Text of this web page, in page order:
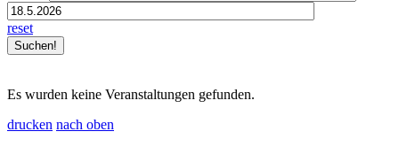
reset
Es wurden keine Veranstaltungen gefunden.
drucken nach oben